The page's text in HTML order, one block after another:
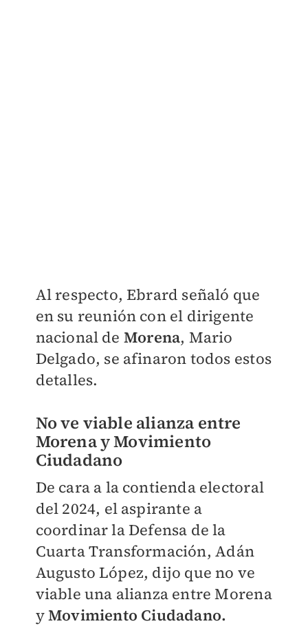
Al respecto, Ebrard señaló que
en su reunión con el dirigente
nacional de Morena, Mario
Delgado, se afinaron todos estos
detalles.
No ve viable alianza entre
Morena y Movimiento
Ciudadano
De cara a la contienda electoral
del 2024, el aspirante a
coordinar la Defensa de la
Cuarta Transformación, Adán
Augusto López, dijo que no ve
viable una alianza entre Morena
yMovimiento Ciudadano.